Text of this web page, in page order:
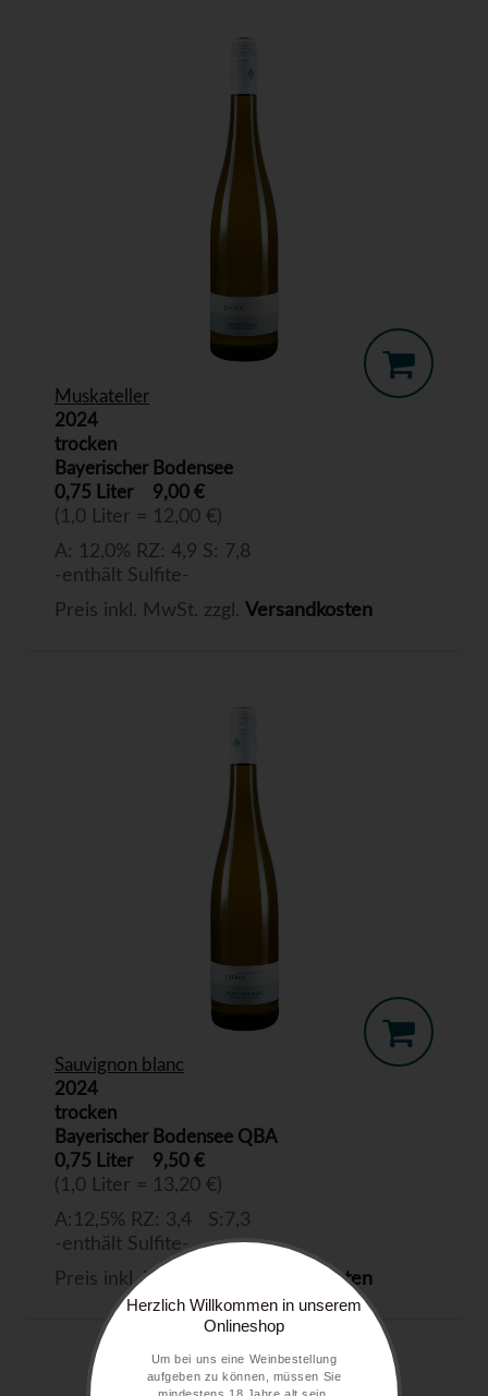
Muskateller
2024
trocken
Bayerischer Bodensee
0,75 Liter
9,00 €
(1,0 Liter = 12,00 €)
A: 12,0% RZ: 4,9 S: 7,8
-enthält Sulfite-
Preis inkl. MwSt. zzgl. Versandkosten
Sauvignon blanc
2024
trocken
Bayerischer Bodensee QBA
0,75 Liter
9,50 €
(1,0 Liter = 13,20 €)
A:12,5% RZ: 3,4 S:7,3
-enthält Sulfite-
Preis inkl. MwSt. zzgl.
Versandkosten
Herzlich Willkommen in unserem
Onlineshop
Um bei uns eine Weinbestellung
aufgeben zu können, müssen Sie